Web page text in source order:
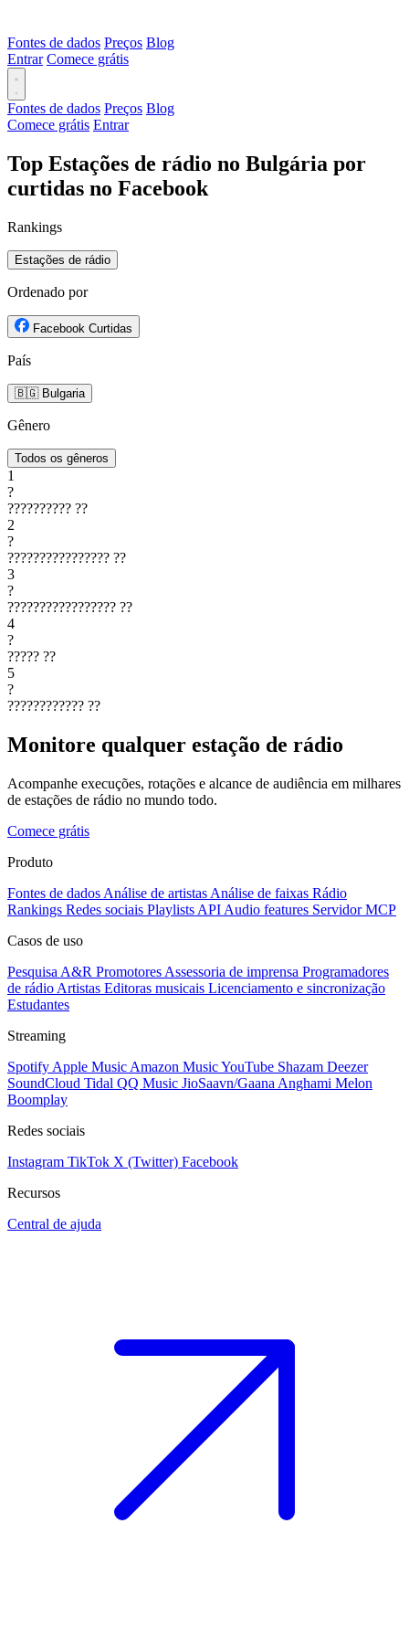
Fontes de dados Preços Blog
Entrar Comece grátis
Fontes de dados Preços Blog
Comece grátis Entrar
Top Estações de rádio no Bulgária por
curtidas no Facebook
Rankings
Estações de rádio
Ordenado por
Facebook Curtidas
País
🇧🇬 Bulgaria
Gênero
Todos os gêneros
1
?
?????????? ??
2
?
???????????????? ??
3
?
????????????????? ??
4
?
????? ??
5
?
???????????? ??
Monitore qualquer estação de rádio
Acompanhe execuções, rotações e alcance de audiência em milhares
de estações de rádio no mundo todo.
Comece grátis
Produto
Fontes de dados Análise de artistas Análise de faixas Rádio
Rankings Redes sociais Playlists API Audio features Servidor MCP
Casos de uso
Pesquisa A&R Promotores Assessoria de imprensa Programadores
de rádio Artistas Editoras musicais Licenciamento e sincronização
Estudantes
Streaming
Spotify Apple Music Amazon MusicYouTube Shazam Deezer
SoundCloud Tidal QQ Music JioSaavn/Gaana Anghami Melon
Boomplay
Redes sociais
Instagram TikTok X (Twitter) Facebook
Recursos
Central de ajuda